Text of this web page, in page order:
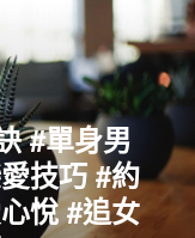
#單身男
技巧 #約
悅 #追女